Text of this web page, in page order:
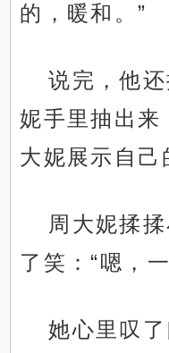
的，暖和。”
说完，他
妮手里抽出来
大妮展示自己
周大妮揉
了笑：“嗯，
她心里叹